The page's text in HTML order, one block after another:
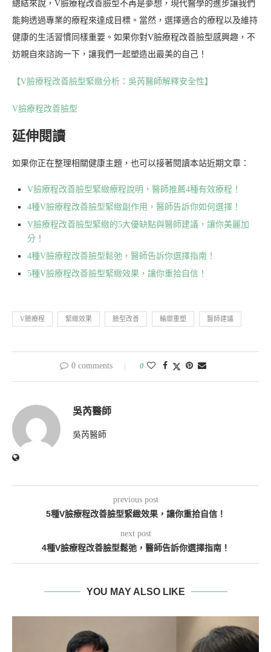
總結來說，V臉療程改善臉型不再是夢想，現代醫學的進步讓我們
能夠透過專業的療程來達成目標。當然，選擇適合的療程以及維持
健康的生活習慣同樣重要。如果你對V臉療程改善臉型感興趣，不
妨親自來諮詢一下，讓我們一起塑造出最美的自己！
【V臉療程改善臉型緊緻分析：吳芮醫師解釋安全性】
V臉療程改善臉型
延伸閱讀
如果你正在整理相關健康主題，也可以接著閱讀本站近期文章：
V臉療程改善臉型緊緻療程說明，醫師推薦4種有效療程！
4種V臉療程改善臉型緊緻副作用，醫師告訴你如何選擇！
V臉療程改善臉型緊緻的5大優缺點與醫師建議，讓你美麗加
分！
4種V臉療程改善臉型鬆弛，醫師告訴你選擇指南！
5種V臉療程改善臉型緊緻效果，讓你重拾自信！
V臉療程 緊緻效果 臉型改善 輪廓重塑 醫師建議
0 comments 0
吳芮醫師
吳芮醫師
previous post
5種V臉療程改善臉型緊緻效果，讓你重拾自信！
next post
4種V臉療程改善臉型鬆弛，醫師告訴你選擇指南！
YOU MAY ALSO LIKE